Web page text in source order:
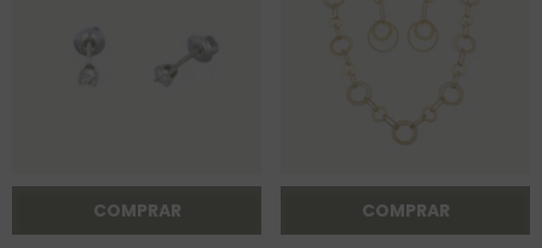
COMPRAR COMPRAR